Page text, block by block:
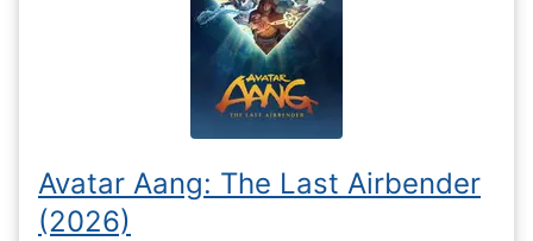
Avatar Aang: The Last Airbender
(2026)